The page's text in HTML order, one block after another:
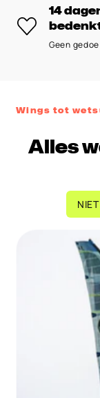
14
Geen gedoe
Wings tot
Alles